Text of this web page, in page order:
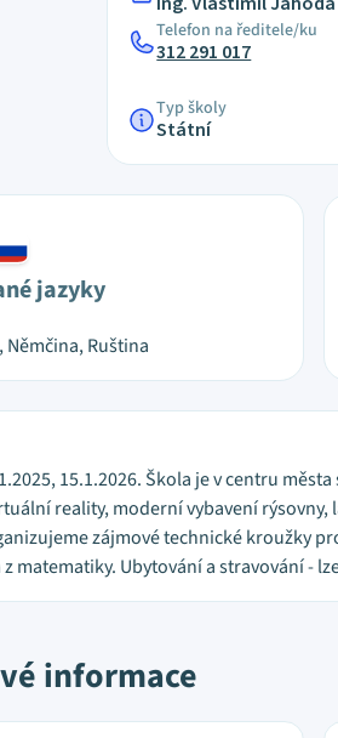
Telefon na ředitele/ku
312 291 017
Typ školy
Státní
jazyky
Ruština
15.1.2026. Škola je v centru
reality, moderní vybavení
zájmové technické kroužky
matematiky. Ubytování a stravování -
informace